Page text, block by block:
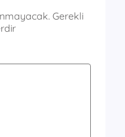
Gerekli